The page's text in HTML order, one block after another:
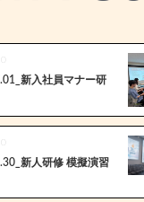
新入社員マナー研
新人研修 模擬演習